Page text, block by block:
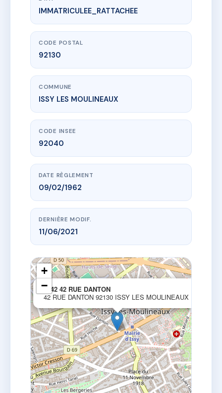
www.vme.plus/AC6434781
0542 42 RUE DANTON
42 r danton92130 ISSY LES MOULINEAUX
IMMATRICULEE_RATTACHEE
CODE POSTAL
92130
COMMUNE
ISSY LES MOULINEAUX
CODE INSEE
92040
DATE RÈGLEMENT
09/02/1962
DERNIÈRE MODIF.
11/06/2021
0542 42 RUE DANTON
42 RUE DANTON 92130 ISSY LES MOULINEAUX
+
−